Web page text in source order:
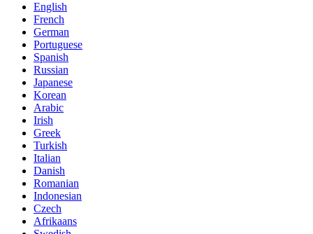
English
French
German
Portuguese
Spanish
Russian
Japanese
Korean
Arabic
Irish
Greek
Turkish
Italian
Danish
Romanian
Indonesian
Czech
Afrikaans